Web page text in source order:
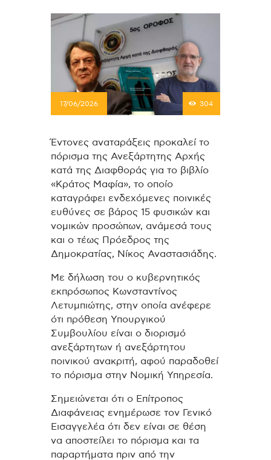
17/06/2026 304
Έντονες αναταράξεις προκαλεί το
πόρισμα της Ανεξάρτητης Αρχής
κατά της Διαφθοράς για το βιβλίο
«Κράτος Μαφία», το οποίο
καταγράφει ενδεχόμενες ποινικές
ευθύνες σε βάρος 15 φυσικών και
νομικών προσώπων, ανάμεσά τους
και ο τέως Πρόεδρος της
Δημοκρατίας, Νίκος Αναστασιάδης.
Με δήλωση του ο κυβερνητικός
εκπρόσωπος Κωνσταντίνος
Λετυμπιώτης, στην οποία ανέφερε
ότι πρόθεση Υπουργικού
Συμβουλίου είναι ο διορισμό
ανεξάρτητων ή ανεξάρτητου
ποινικού ανακριτή, αφού παραδοθεί
το πόρισμα στην Νομική Υπηρεσία.
Σημειώνεται ότι ο Επίτροπος
Διαφάνειας ενημέρωσε τον Γενικό
Εισαγγελέα ότι δεν είναι σε θέση
να αποστείλει το πόρισμα και τα
παραρτήματα πριν από την